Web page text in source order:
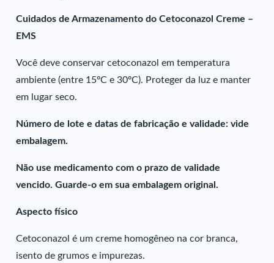
Cuidados de Armazenamento do Cetoconazol Creme –
EMS
Você deve conservar cetoconazol em temperatura
ambiente (entre 15ºC e 30ºC). Proteger da luz e manter
em lugar seco.
Número de lote e datas de fabricação e validade: vide
embalagem.
Não use medicamento com o prazo de validade
vencido. Guarde-o em sua embalagem original.
Aspecto físico
Cetoconazol é um creme homogêneo na cor branca,
isento de grumos e impurezas.